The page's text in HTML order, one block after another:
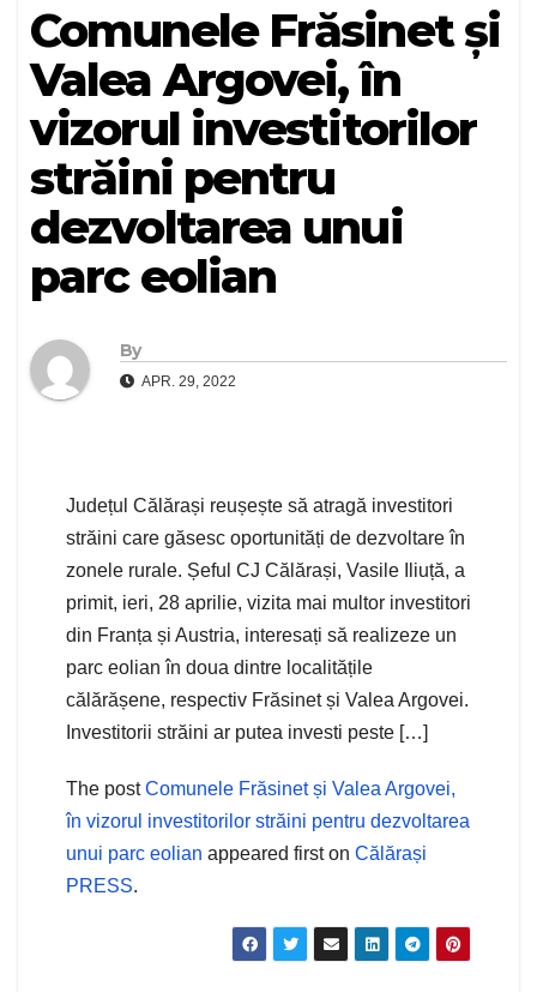
Comunele Frăsinet și
Valea Argovei, în
vizorul investitorilor
străini pentru
dezvoltarea unui
parc eolian
By
APR. 29, 2022
Județul Călărași reușește să atragă investitori
străini care găsesc oportunități de dezvoltare în
zonele rurale. Șeful CJ Călărași, Vasile Iliuță, a
primit, ieri, 28 aprilie, vizita mai multor investitori
din Franța și Austria, interesați să realizeze un
parc eolian în doua dintre localitățile
călărășene, respectiv Frăsinet și Valea Argovei.
Investitorii străini ar putea investi peste […]
The postComunele Frăsinet și Valea Argovei,
în vizorul investitorilor străini pentru dezvoltarea
unui parc eolian appeared first on Călărași
PRESS.